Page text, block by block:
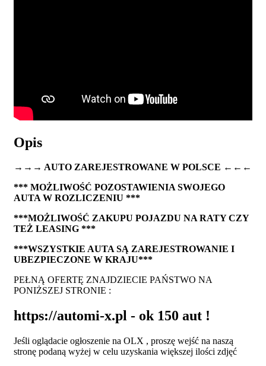
Opis
→→→ AUTO ZAREJESTROWANE W POLSCE ←←←
*** MOŻLIWOŚĆ POZOSTAWIENIA SWOJEGO
AUTA W ROZLICZENIU ***
***MOŻLIWOŚĆ ZAKUPU POJAZDU NA RATY CZY
TEŻ LEASING ***
***WSZYSTKIE AUTA SĄ ZAREJESTROWANIE I
UBEZPIECZONE W KRAJU***
PEŁNĄ OFERTĘ ZNAJDZIECIE PAŃSTWO NA
PONIŻSZEJ STRONIE :
https://automi-x.pl - ok 150 aut !
Jeśli oglądacie ogłoszenie na OLX , proszę wejść na naszą
stronę podaną wyżej w celu uzyskania większej ilości zdjęć